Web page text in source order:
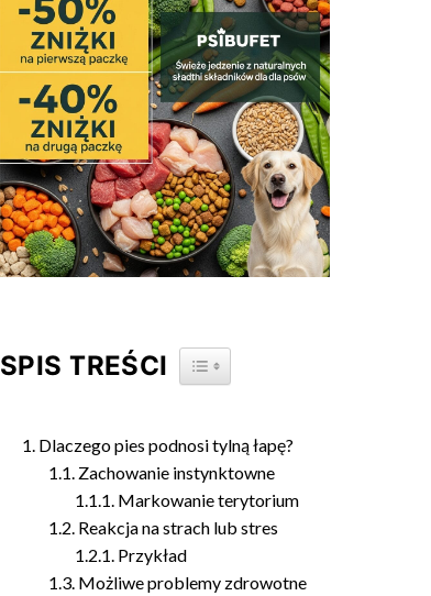
SPIS TREŚCI TOGGLE TABLE OF CONTENT
Dlaczego pies podnosi tylną łapę?
Zachowanie instynktowne
Markowanie terytorium
Reakcja na strach lub stres
Przykład
Możliwe problemy zdrowotne